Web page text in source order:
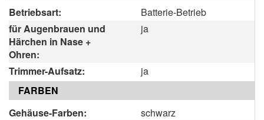
Betriebsart:
Batterie-Betrieb
für Augenbrauen und
Härchen in Nase +
Ohren:
ja
Trimmer-Aufsatz:
ja
FARBEN
Gehäuse-Farben:
schwarz